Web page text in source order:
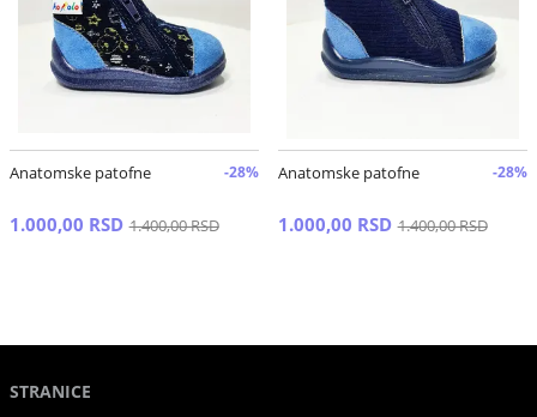
Anatomske patofne -28%
1.000,00 RSD 1.400,00 RSD
Anatomske patofne -28%
1.000,00 RSD 1.400,00 RSD
STRANICE